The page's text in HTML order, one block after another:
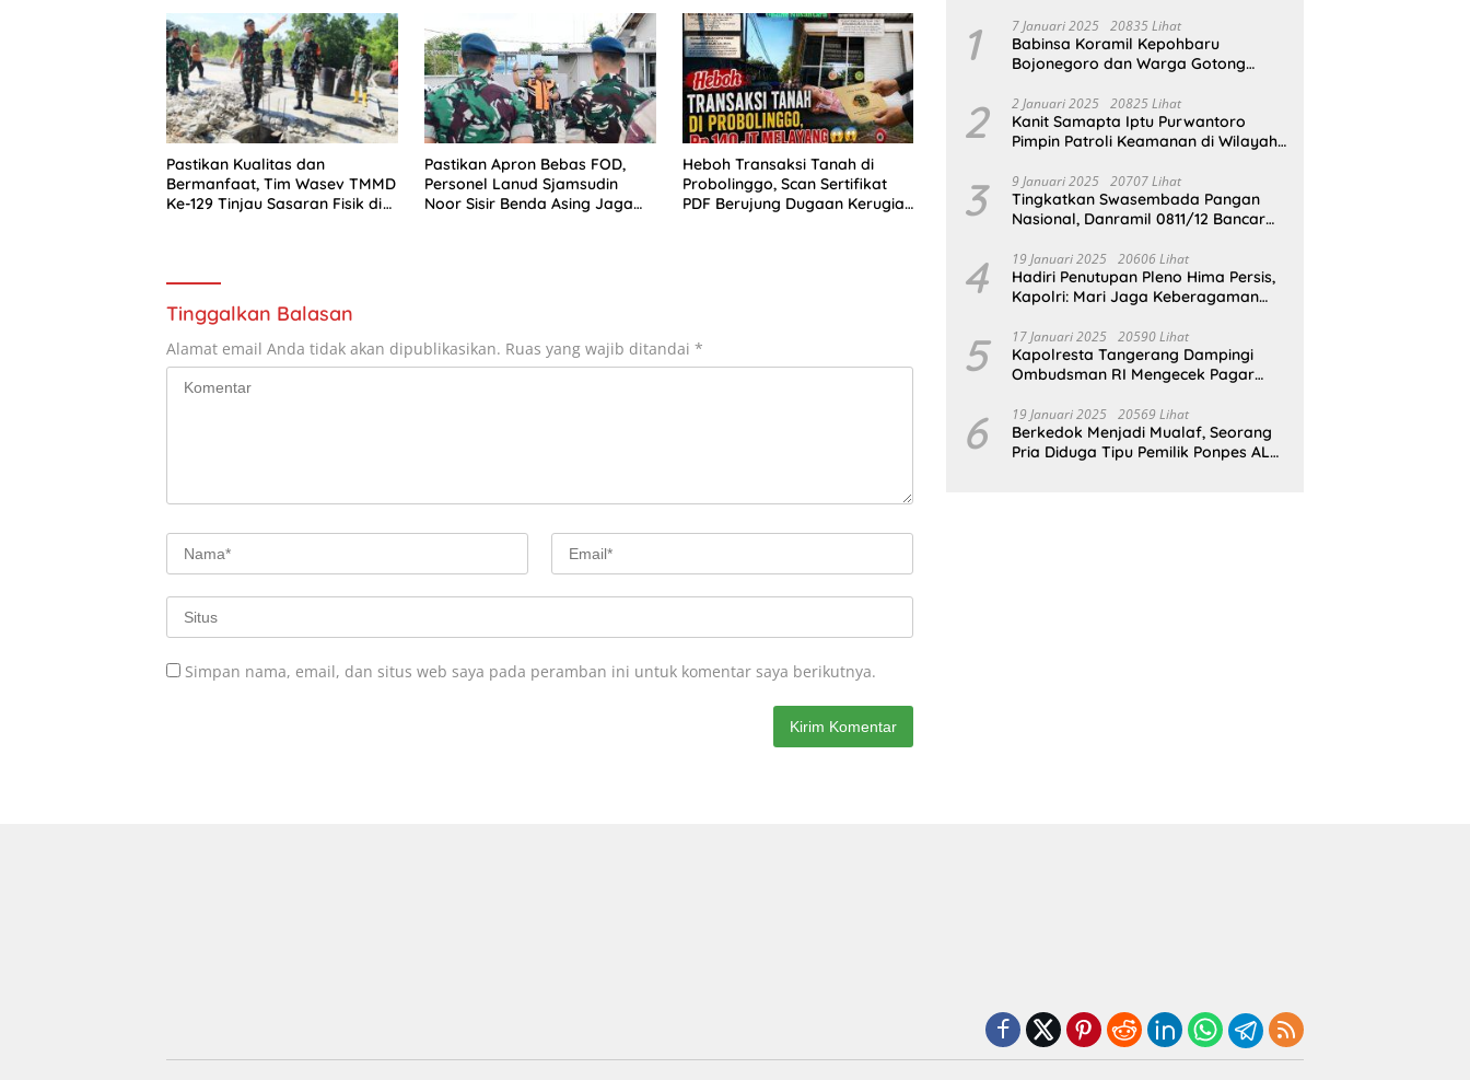
Pembangunan
Pastikan Kualitas dan
Bermanfaat, Tim Wasev TMMD
Ke-129 Tinjau Sasaran Fisik di
Pastikan Apron Bebas FOD,
Personel Lanud Sjamsudin
Noor Sisir Benda Asing Jaga
Heboh Transaksi Tanah di
Probolinggo, Scan Sertifikat
PDF Berujung Dugaan Kerugian
Tinggalkan Balasan
Alamat email Anda tidak akan dipublikasikan. Ruas yang wajib ditandai *
Simpan nama, email, dan situs web saya pada peramban ini untuk komentar saya berikutnya.
1 7 Januari 2025 20835 Lihat
Babinsa Koramil Kepohbaru
Bojonegoro dan Warga Gotong
Gedung SDN Pejok
2 2 Januari 2025 20825 Lihat
Kanit Samapta Iptu Purwantoro
Pimpin Patroli Keamanan di Wilayah
3 9 Januari 2025 20707 Lihat
Tingkatkan Swasembada Pangan
Nasional, Danramil 0811/12 Bancar
Petani Tanam Padi Di Desa Pugoh
4 19 Januari 2025 20606 Lihat
Hadiri Penutupan Pleno Hima Persis,
Kapolri: Mari Jaga Keberagaman
2045
5 17 Januari 2025 20590 Lihat
Kapolresta Tangerang Dampingi
Ombudsman RI Mengecek Pagar
6 19 Januari 2025 20569 Lihat
Berkedok Menjadi Mualaf, Seorang
Pria Diduga Tipu Pemilik Ponpes AL